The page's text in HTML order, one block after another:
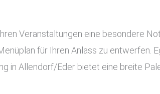
Veranstaltungen eine besondere
für Ihren Anlass zu entwerfen.
in Allendorf/Eder bietet eine breite